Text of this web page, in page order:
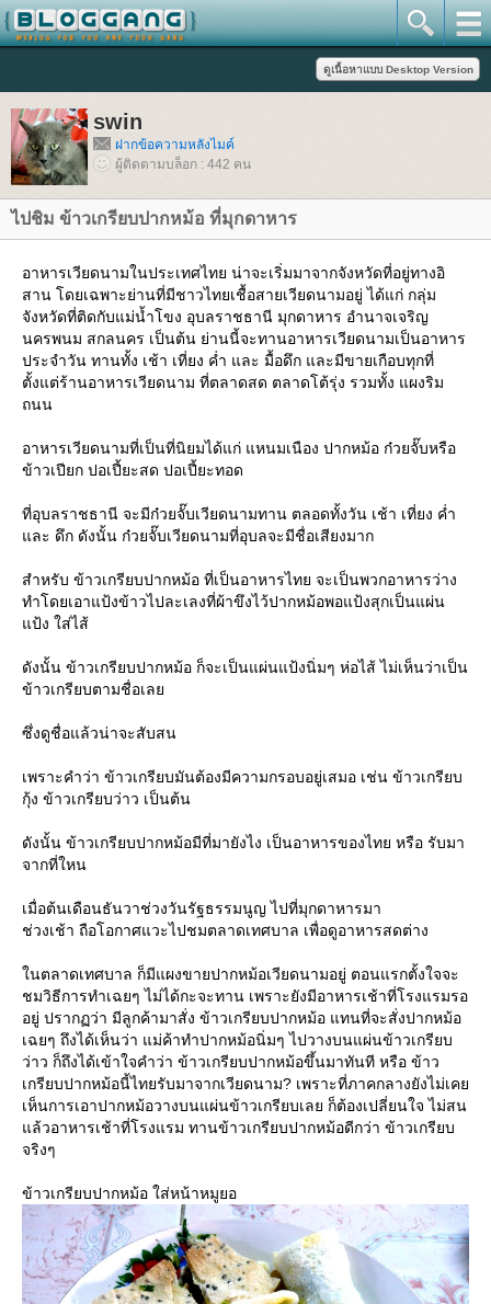
swin
ฝากข้อความหลังไมค์
ผู้ติดตามบล็อก : 442 คน
ไปชิม ข้าวเกรียบปากหม้อ ที่มุกดาหาร
อาหารเวียดนามในประเทศไทย น่าจะเริ่มมาจากจังหวัดที่อยู่ทางอิ
สาน โดยเฉพาะย่านที่มีชาวไทยเชื้อสายเวียดนามอยู่ ได้แก่ กลุ่ม
จังหวัดที่ติดกับแม่น้ำโขง อุบลราชธานี มุกดาหาร อำนาจเจริญ
นครพนม สกลนคร เป็นต้น ย่านนี้จะทานอาหารเวียดนามเป็นอาหาร
ประจำวัน ทานทั้ง เช้า เที่ยง ค่ำ และ มื้อดึก และมีขายเกือบทุกที่
ตั้งแต่ร้านอาหารเวียดนาม ที่ตลาดสด ตลาดโต้รุ่ง รวมทั้ง แผงริม
ถนน
อาหารเวียดนามที่เป็นที่นิยมได้แก่ แหนมเนือง ปากหม้อ ก๋วยจั๊บหรือ
ข้าวเปียก ปอเปี้ยะสด ปอเปี้ยะทอด
ที่อุบลราชธานี จะมีก๋วยจั๊บเวียดนามทาน ตลอดทั้งวัน เช้า เที่ยง ค่ำ
ละ ดึก ดังนั้น ก๋วยจั๊บเวียดนามที่อุบลจะมีชื่อเสียงมาก
สำหรับ ข้าวเกรียบปากหม้อ ที่เป็นอาหารไทย จะเป็นพวกอาหารว่าง
ทำโดยเอาแป้งข้าวไปละเลงที่ผ้าขึงไว้ปากหม้อพอแป้งสุกเป็นแผ่น
ป้ง ใส่ไส้
ดังนั้น ข้าวเกรียบปากหม้อ ก็จะเป็นแผ่นแป้งนิ่มๆ ห่อไส้ ไม่เห็นว่าเป็น
ข้าวเกรียบตามชื่อเล
ซึ่งดูชื่อแล้วน่าจะสับสน
เพราะคำว่า ข้าวเกรียบมันต้องมีความกรอบอยู่เสมอ เช่น ข้าวเกรียบ
กุ้ง ข้าวเกรียบว่าว เป็นต้น
ดังนั้น ข้าวเกรียบปากหม้อมีที่มายังไง เป็นอาหารของไทย หรือ รับมา
จากที่ใหน
เมื่อต้นเดือนธันวาช่วงวันรัฐธรรมนูญ ไปที่มุกดาหารมา
ช่วงเช้า ถือโอกาศแวะไปชมตลาดเทศบาล เพื่อดูอาหารสดต่าง
นตลาดเทศบาล ก็มีแผงขายปากหม้อเวียดนามอยู่ ตอนแรกตั้งใจจะ
ชมวิธีการทำเฉยๆ ไม่ได้กะจะทาน เพราะยังมีอาหารเช้าที่โรงแรมรอ
อยู่ ปรากฏว่า มีลูกค้ามาสั่ง ข้าวเกรียบปากหม้อ แทนที่จะสั่งปากหม้อ
เฉยๆ ถึงได้เห็นว่า แม่ค้าทำปากหม้อนิ่มๆ ไปวางบนแผ่นข้าวเกรียบ
ว่าว ก็ถึงได้เข้าใจคำว่า ข้าวเกรียบปากหม้อขึ้นมาทันที หรือ ข้าว
เกรียบปากหม้อนี้ไทยรับมาจากเวียดนาม? เพราะที่ภาคกลางยังไม่เค
เห็นการเอาปากหม้อวางบนแผ่นข้าวเกรียบเลย ก็ต้องเปลี่ยนใจ ไม่สน
ล้วอาหารเช้าที่โรงแรม ทานข้าวเกรียบปากหม้อดีกว่า ข้าวเกรียบ
จริงๆ
ข้าวเกรียบปากหม้อ ใส่หน้าหมูยอ